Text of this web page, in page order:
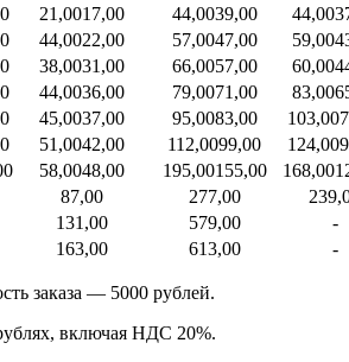
21,0017,00 44,0039,00 44,00
44,0022,00 57,0047,00 59,00
38,0031,00 66,0057,00 60,00
44,0036,00 79,0071,00 83,00
45,0037,00 95,0083,00 103,00
51,0042,00 112,0099,00 124,00
58,0048,00 195,00155,00 168,00
87,00 277,00
131,00 579,00
-
163,00 613,00 -
заказа — 5000 рублей.
включая НДС 20%.